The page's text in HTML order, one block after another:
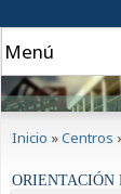
Inicio »Centros
ORIENTACIÓN